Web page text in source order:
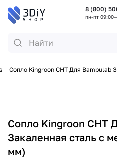
8 (800)
пн-пт
Сопло Kingroon CHT Для Bambulab
Сопло Kingroon CHT
Закаленная сталь с
мм)